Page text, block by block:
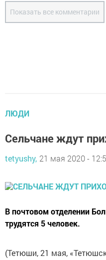
Показать все комментарии
ЛЮДИ
Сельчане ждут
tetyushy, 21 мая 2020 -
В почтовом отделении
трудятся 5 человек.
(Тетюши, 21 мая,